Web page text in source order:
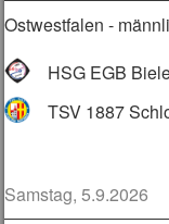
Ostwestfalen -
HSG EGB
TSV 1887
Samstag, 5.9.2026